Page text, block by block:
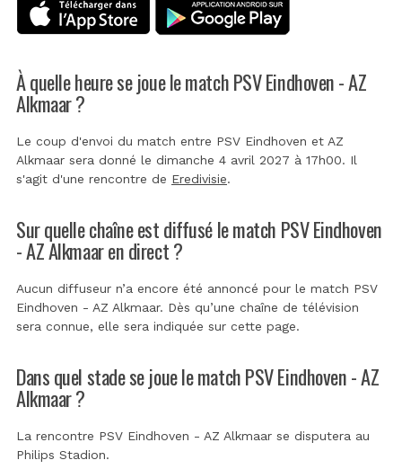
À quelle heure se joue le match PSV Eindhoven - AZ
Alkmaar ?
Le coup d'envoi du match entre PSV Eindhoven et AZ
Alkmaar sera donné le dimanche 4 avril 2027 à 17h00. Il
s'agit d'une rencontre de Eredivisie.
Sur quelle chaîne est diffusé le match PSV Eindhoven
- AZ Alkmaar en direct ?
Aucun diffuseur n’a encore été annoncé pour le match PSV
Eindhoven - AZ Alkmaar. Dès qu’une chaîne de télévision
sera connue, elle sera indiquée sur cette page.
Dans quel stade se joue le match PSV Eindhoven - AZ
Alkmaar ?
La rencontre PSV Eindhoven - AZ Alkmaar se disputera au
Philips Stadion.